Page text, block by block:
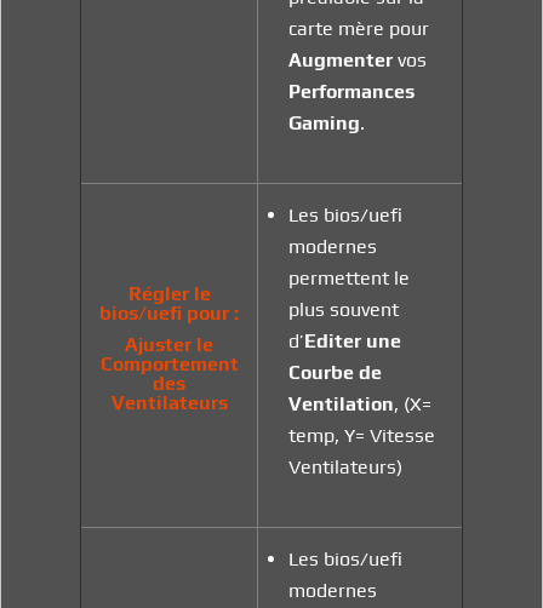
carte mère pour
Augmenter vos
Performances
Gaming.
Régler le
bios/uefi pour :
Ajuster le
Comportement
des
Ventilateurs
Les bios/uefi
modernes
permettent le
plus souvent
d’Editer une
Courbe de
Ventilation, (X=
temp, Y= Vitesse
Ventilateurs)
Les bios/uefi
modernes